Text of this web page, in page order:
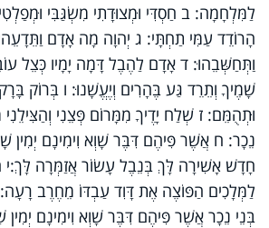
לַמִּלְחָמָה: ב חַסְדִּי וּמְצוּדָתִי מִשְׂגַּבִּי וּמְפַלְטִי
הָרוֹדֵד עַמִּי תַחְתָּי: ג יְהוָה מָה אָדָם
וַתְּחַשְּׁבֵהוּ: ד אָדָם לַהֶבֶל דָּמָה יָמָיו כְּצֵל
שָׁמֶיךָ וְתֵרֵד גַּע בֶּהָרִים וְיֶעֱשָׁנוּ: ו בְּרוֹק
וּתְהֻמֵּם: ז שְׁלַח יָדֶיךָ מִמָּרוֹם פְּצֵנִי
נֵכָר: ח אֲשֶׁר פִּיהֶם דִּבֶּר שָׁוְא וִימִינָם יְמִין
חָדָשׁ אָשִׁירָה לָּךְ בְּנֵבֶל עָשׂוֹר אֲזַמְּרָה לָּךְ:י
לַמְּלָכִים הַפּוֹצֶה אֶת דָּוִד עַבְדּוֹ מֵחֶרֶב
בְּנֵי נֵכָר אֲשֶׁר פִּיהֶם דִּבֶּר שָׁוְא וִימִינָם יְמִין